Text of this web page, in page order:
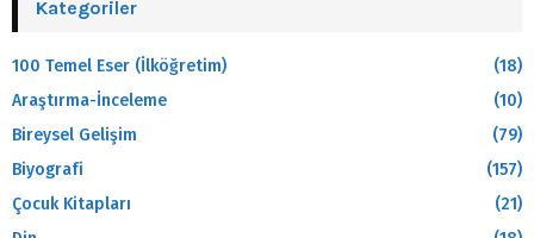
Kategoriler
100 Temel Eser (İlköğretim)
(18)
Araştırma-İnceleme
(10)
Bireysel Gelişim
(79)
Biyografi
(157)
Çocuk Kitapları
(21)